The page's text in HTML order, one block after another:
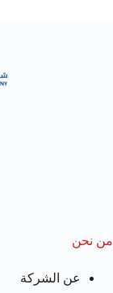
من نحن
عن الشركة